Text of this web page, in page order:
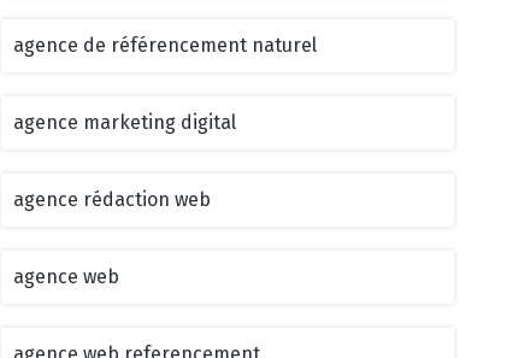
agence de référencement naturel
agence marketing digital
agence rédaction web
agence web